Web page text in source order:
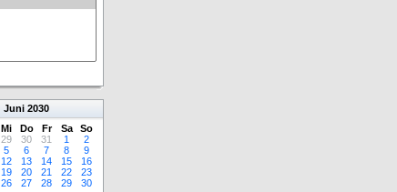
Juni 2030
Mi Do Fr Sa
So
29 30 31 1
2
5 6 7 8
9
12 13 14 15
16
19 20 21 22
23
26 27 28 29 30